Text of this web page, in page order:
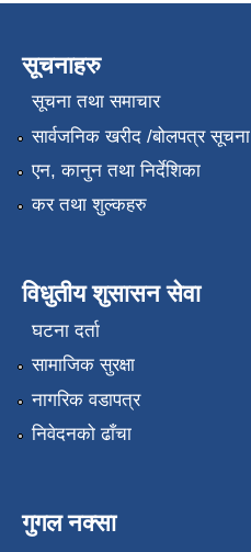
सूचनाहरु
सूचना तथा समाचार
सार्वजनिक खरीद /बोलपत्र सूचना
एन, कानुन तथा निर्देशिका
कर तथा शुल्कहरु
विधुतीय शुसासन सेवा
घटना दर्ता
सामाजिक सुरक्षा
नागरिक वडापत्र
निवेदनको ढाँचा
गुगल नक्सा